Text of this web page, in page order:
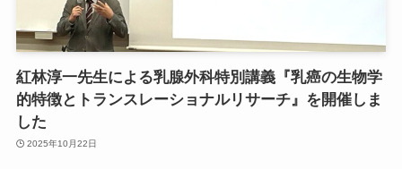
紅林淳一先生による乳腺外科特別講義『乳癌の生物学
的特徴とトランスレーショナルリサーチ』を開催しま
した
2025年10月22日